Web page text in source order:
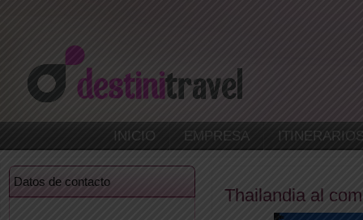
INICIO EMPRESA
Datos de contacto
Thailandia al